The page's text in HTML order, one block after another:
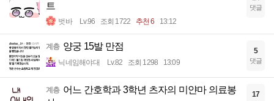
트
벗바 Lv.96 조회 1722 추천 6 13:12
댓글
계층 양궁 15발 만점
닉네임해야대 Lv.82 조회 1298 13:09
5
댓글
계층 어느 간호학과 3학년 츠자의 미얀마 의료봉
17